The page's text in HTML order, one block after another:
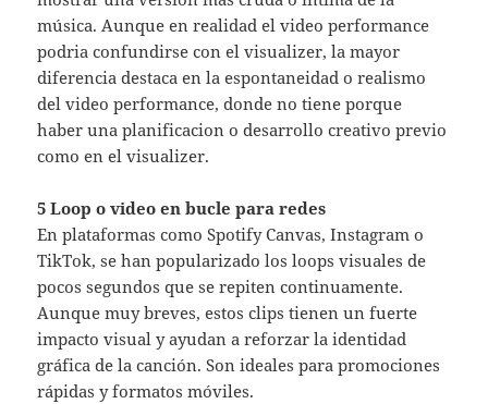
música. Aunque en realidad el video performance
podria confundirse con el visualizer, la mayor
diferencia destaca en la espontaneidad o realismo
del video performance, donde no tiene porque
haber una planificacion o desarrollo creativo previo
como en el visualizer.
5 Loop o video en bucle para redes
En plataformas como Spotify Canvas, Instagram o
TikTok, se han popularizado los loops visuales de
pocos segundos que se repiten continuamente.
Aunque muy breves, estos clips tienen un fuerte
impacto visual y ayudan a reforzar la identidad
gráfica de la canción. Son ideales para promociones
rápidas y formatos móviles.